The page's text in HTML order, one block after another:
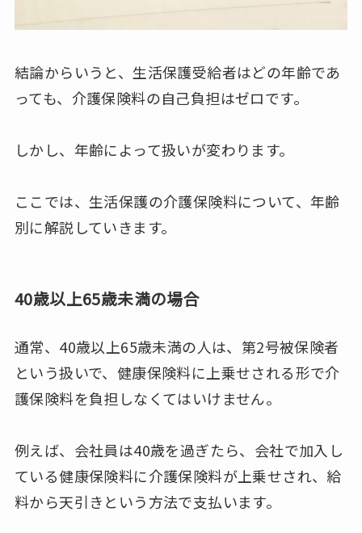
結論からいうと、生活保護受給者はどの年齢であ
っても、介護保険料の自己負担はゼロです。
しかし、年齢によって扱いが変わります。
ここでは、生活保護の介護保険料について、年齢
別に解説していきます。
40歳以上65歳未満の場合
通常、40歳以上65歳未満の人は、第2号被保険者
という扱いで、健康保険料に上乗せされる形で介
護保険料を負担しなくてはいけません。
例えば、会社員は40歳を過ぎたら、会社で加入し
ている健康保険料に介護保険料が上乗せされ、給
料から天引きという方法で支払います。